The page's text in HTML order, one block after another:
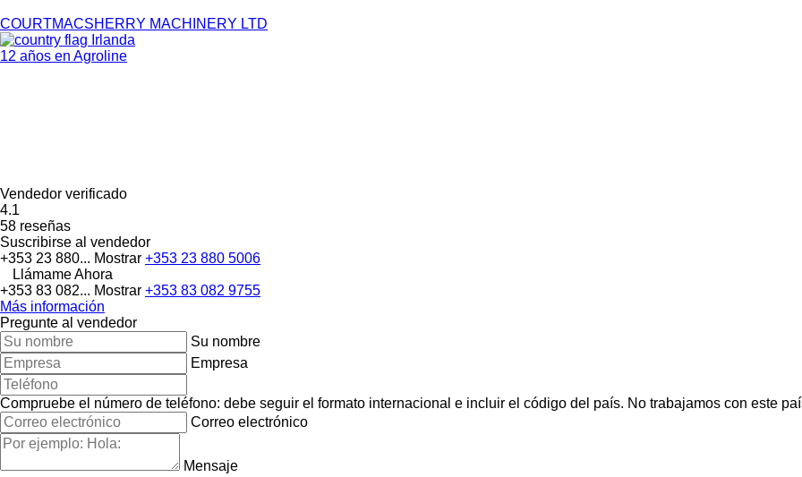
COURTMACSHERRY MACHINERY LTD
Irlanda
12 años en Agroline
Vendedor verificado
4.1
58 reseñas
Suscribirse al vendedor
+353 23 880... Mostrar +353 23 880 5006
Llámame Ahora
+353 83 082... Mostrar +353 83 082 9755
Más información
Pregunte al vendedor
Su nombre
Empresa
Compruebe el número de teléfono: debe seguir el formato internacional e incluir el código del país. No trabajamos con este
Correo electrónico
Mensaje